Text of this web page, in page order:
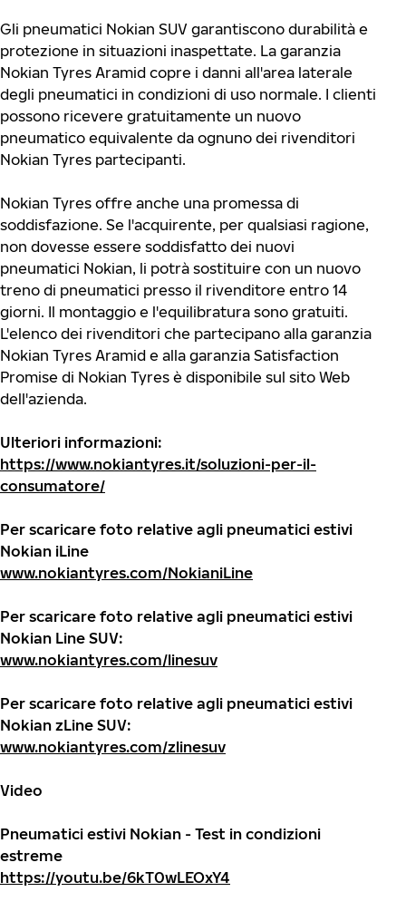
Gli pneumatici Nokian SUV garantiscono durabilità e
protezione in situazioni inaspettate. La garanzia
Nokian Tyres Aramid copre i danni all'area laterale
degli pneumatici in condizioni di uso normale. I clienti
possono ricevere gratuitamente un nuovo
pneumatico equivalente da ognuno dei rivenditori
Nokian Tyres partecipanti.
Nokian Tyres offre anche una promessa di
soddisfazione. Se l'acquirente, per qualsiasi ragione,
non dovesse essere soddisfatto dei nuovi
pneumatici Nokian, li potrà sostituire con un nuovo
treno di pneumatici presso il rivenditore entro 14
giorni. Il montaggio e l'equilibratura sono gratuiti.
L'elenco dei rivenditori che partecipano alla garanzia
Nokian Tyres Aramid e alla garanzia Satisfaction
Promise di Nokian Tyres è disponibile sul sito Web
dell'azienda.
Ulteriori informazioni:
https://www.nokiantyres.it/soluzioni-per-il-
consumatore/
Per scaricare foto relative agli pneumatici estivi
Nokian iLine
www.nokiantyres.com/NokianiLine
Per scaricare foto relative agli pneumatici estivi
Nokian Line SUV:
www.nokiantyres.com/linesuv
Per scaricare foto relative agli pneumatici estivi
Nokian zLine SUV:
www.nokiantyres.com/zlinesuv
Video
Pneumatici estivi Nokian - Test in condizioni
estreme
https://youtu.be/6kT0wLEOxY4